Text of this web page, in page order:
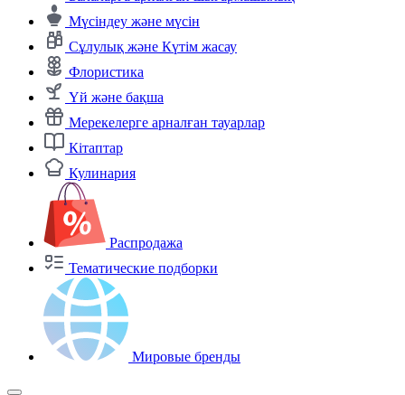
Мүсіндеу және мүсін
Сұлулық және Күтім жасау
Флористика
Үй және бақша
Мерекелерге арналған тауарлар
Кітаптар
Кулинария
Распродажа
Тематические подборки
Мировые бренды